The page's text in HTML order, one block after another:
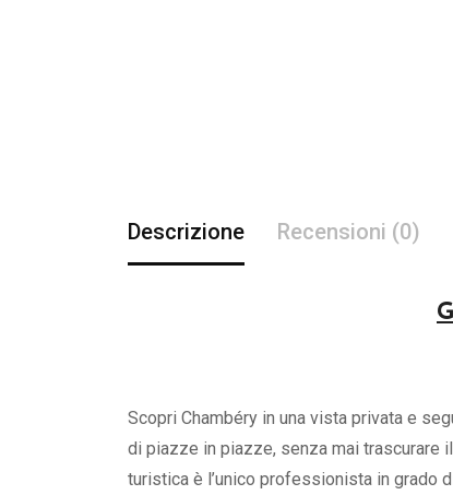
Descrizione Recensioni (0)
Scopri Chambéry in una vista privata e
di piazze in piazze, senza mai trascurare
turistica è l’unico professionista in grado